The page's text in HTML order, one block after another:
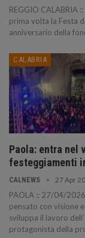
REGGIO CALABRIA
prima volta la Festa
anniversario della
CALABRIA
Paola: entra nel
festeggiamenti
CALNEWS 27 Apr
PAOLA :: 27/04/
pensato con visione
sviluppa il lavoro
protagonista della